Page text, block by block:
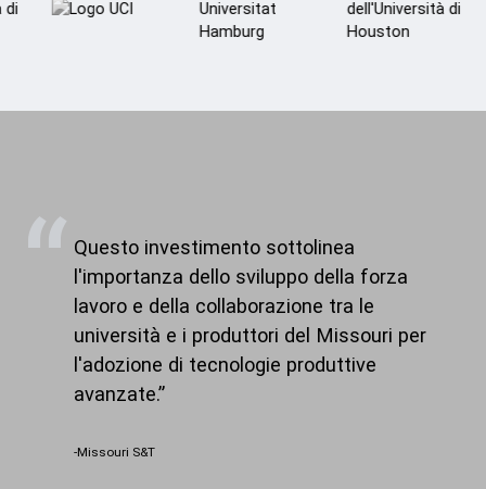
Questo investimento sottolinea
l'importanza dello sviluppo della forza
lavoro e della collaborazione tra le
università e i produttori del Missouri per
l'adozione di tecnologie produttive
avanzate.
-Missouri S&T